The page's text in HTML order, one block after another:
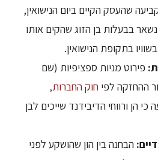
שהעסק הקיים ביום הנישואין,
נשאר בבעלות בן הזוג שהקים אותו
בתקופת הנישואין.
פירוט מניות ספציפיות (שם
ההחזקה לפי חוק החברות,
כי הן ורווחי הדיבידנד שייכים לבן
הבחנה בין הון שהושקע לפני